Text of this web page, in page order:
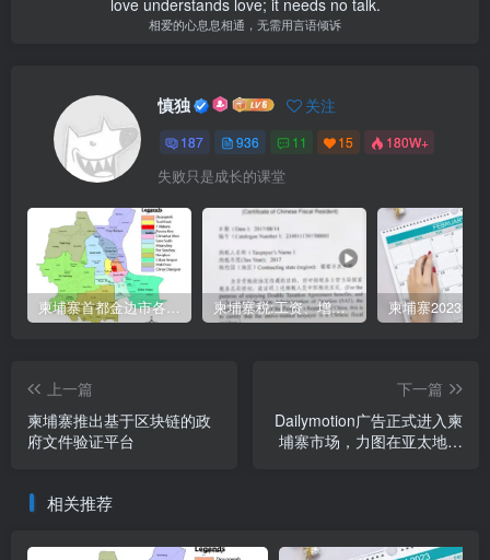
相爱的心息息相通，无需用言语倾诉
慎独 关注
187 936 11 15 180W+
失败只是成长的课堂
柬埔寨首都金边市各区与分区名称分布 柬埔寨税:工资、增值、预扣、利润、专利、产业、注册税
上一篇
柬埔寨推出基于区块链的政
府文件验证平台
下一篇
Dailymotion广告正式进入柬
埔寨市场，力图在亚太地区
相关推荐